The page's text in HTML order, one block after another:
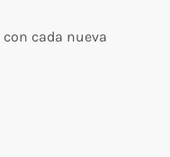
cada nueva